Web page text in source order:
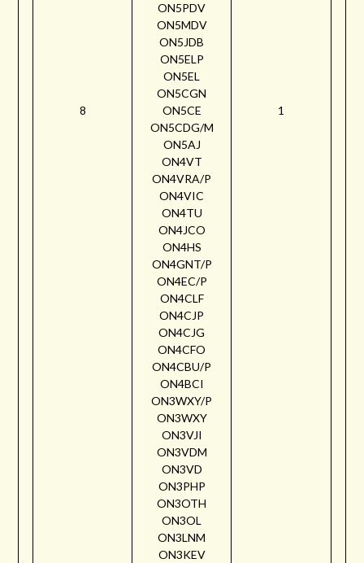
8
ON5PDV
ON5MDV
ON5JDB
ON5ELP
ON5EL
ON5CGN
ON5CE
ON5CDG/M
ON5AJ
ON4VT
ON4VRA/P
ON4VIC
ON4TU
ON4JCO
ON4HS
ON4GNT/P
ON4EC/P
ON4CLF
ON4CJP
ON4CJG
ON4CFO
ON4CBU/P
ON4BCI
ON3WXY/P
ON3WXY
ON3VJI
ON3VDM
ON3VD
ON3PHP
ON3OTH
ON3OL
ON3LNM
ON3KEV
1